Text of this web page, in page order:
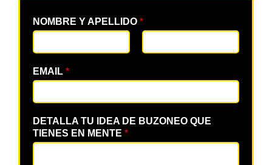
NOMBRE Y APELLIDO *
EMAIL *
DETALLA TU IDEA DE BUZONEO QUE
TIENES EN MENTE *